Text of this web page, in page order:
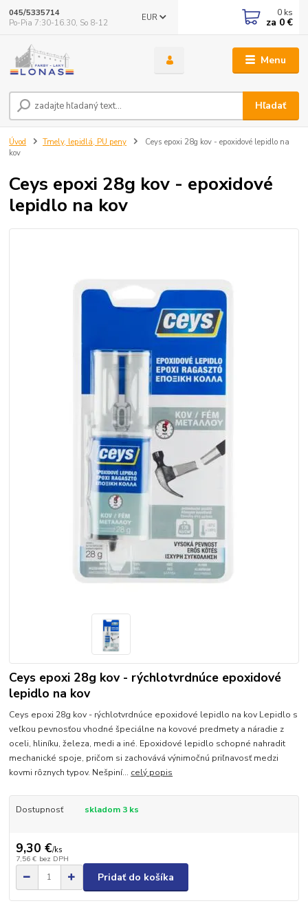
Menu
EUR
Hľadať
045/5335714
Po-Pia 7:30-16.30, So 8-12
0 ks
za 0 €
Úvod Tmely, lepidlá, PU peny
Ceys epoxi 28g kov - epoxidové lepidlo na
kov
Ceys epoxi 28g kov - epoxidové
lepidlo na kov
Ceys epoxi 28g kov - rýchlotvrdnúce epoxidové
lepidlo na kov
Ceys epoxi 28g kov - rýchlotvrdnúce epoxidové lepidlo na kov Lepidlo s
veľkou pevnosťou vhodné špeciálne na kovové predmety a náradie z
oceli, hliníku, železa, medi a iné. Epoxidové lepidlo schopné nahradit
mechanické spoje, pričom si zachovává výnimočnú priľnavosť medzi
kovmi rôznych typov. Nešpiní... celý popis
Dostupnosť skladom 3 ks
9,30 €/ks
7,56 € bez DPH
Pridať do košíka